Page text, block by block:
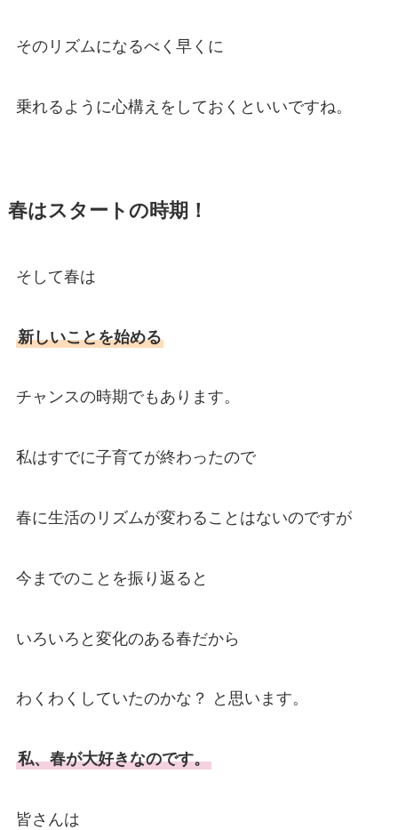
そのリズムになるべく早くに
乗れるように心構えをしておくといいですね。
春はスタートの時期！
そして春は
新しいことを始める
チャンスの時期でもあります。
私はすでに子育てが終わったので
春に生活のリズムが変わることはないのですが
今までのことを振り返ると
いろいろと変化のある春だから
わくわくしていたのかな？ と思います。
私、春が大好きなのです。
皆さんは